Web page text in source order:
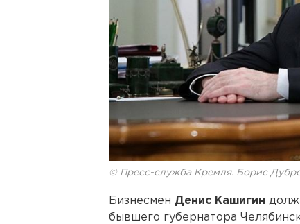
© Пресс-служба Кремля. Борис
Бизнесмен Денис Кашигин
бывшего губернатора